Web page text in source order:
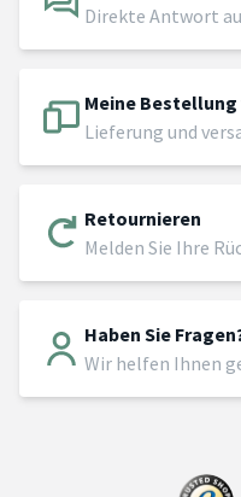
Direkte Antwort
Meine
Lieferung und
Retournieren
Melden Sie Ihre
Haben Sie
Wir helfen Ihnen